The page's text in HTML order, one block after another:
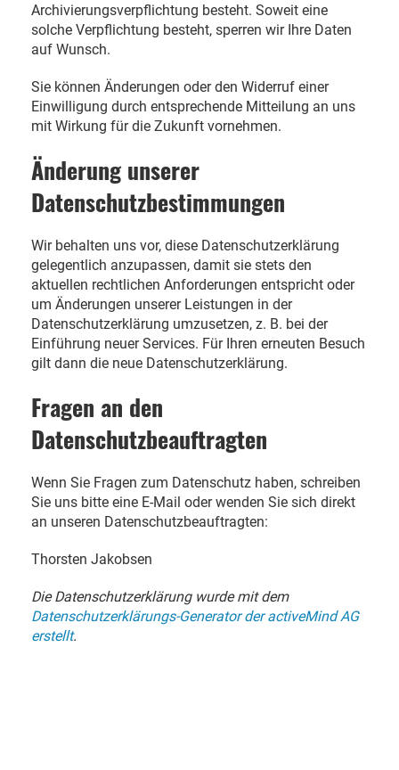
Archivierungsverpflichtung besteht. Soweit eine
solche Verpflichtung besteht, sperren wir Ihre Daten
auf Wunsch.
Sie können Änderungen oder den Widerruf einer
Einwilligung durch entsprechende Mitteilung an uns
mit Wirkung für die Zukunft vornehmen.
Änderung unserer
Datenschutzbestimmungen
Wir behalten uns vor, diese Datenschutzerklärung
gelegentlich anzupassen, damit sie stets den
aktuellen rechtlichen Anforderungen entspricht oder
um Änderungen unserer Leistungen in der
Datenschutzerklärung umzusetzen, z. B. bei der
Einführung neuer Services. Für Ihren erneuten Besuch
gilt dann die neue Datenschutzerklärung.
Fragen an den
Datenschutzbeauftragten
Wenn Sie Fragen zum Datenschutz haben, schreiben
Sie uns bitte eine E-Mail oder wenden Sie sich direkt
an unseren Datenschutzbeauftragten:
Thorsten Jakobsen
Die Datenschutzerklärung wurde mit dem
Datenschutzerklärungs-Generator der activeMind AG
erstellt.